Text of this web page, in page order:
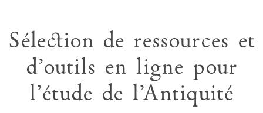
Sélection de ressources et
d’outils en ligne pour
l’étude de l’Antiquité